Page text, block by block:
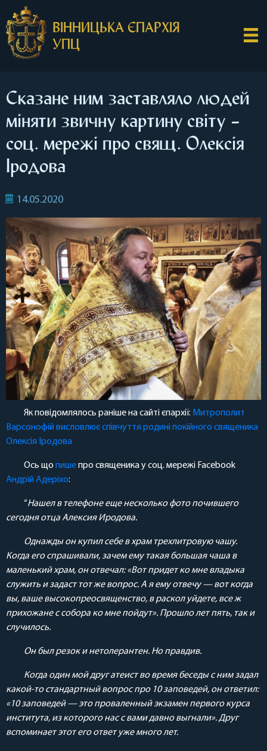
ВІННИЦЬКА ЄПАРХІЯ
УПЦ
Сказане ним заставляло людей
міняти звичну картину світу –
соц. мережі про свящ. Олексія
Іродова
14.05.2020
Як повідомлялось раніше на сайті єпархії: Митрополит
Варсонофій висловлює співчуття родині покійного священика
Олексія Іродова
Ось що пишепро священика у соц. мережі Facebook
Андрій Адеріхо:
“Нашел в телефоне еще несколько фото почившего
сегодня отца Алексия Иродова.
Однажды он купил себе в храм трехлитровую чашу.
Когда его спрашивали, зачем ему такая большая чаша в
маленький храм, он отвечал: «Вот придет ко мне владыка
служить и задаст тот же вопрос. А я ему отвечу — вот когда
вы, ваше высокопреосвященство, в раскол уйдете, все ж
прихожане с собора ко мне пойдут». Прошло лет пять, так и
случилось.
Он был резок и нетолерантен. Но правдив.
Когда один мой друг атеист во время беседы с ним задал
какой-то стандартный вопрос про 10 заповедей, он ответил:
«10 заповедей — это проваленный экзамен первого курса
института, из которого нас с вами давно выгнали». Друг
вспоминает этот его ответ уже много лет.